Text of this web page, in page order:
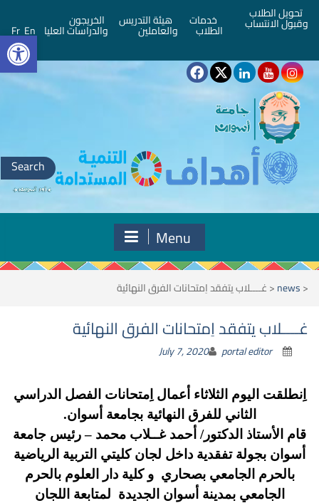
تحويل الطلاب
وقبول الانتساب خدمات
الطلاب
هيئة التدريس
والعاملين
الخريجون
والدراسات العليا En
Fr
Search
for:
Menu
<
news
<غــــلاب يتفقد اِمتحانات الفرق النهائية
غــــلاب يتفقد اِمتحانات الفرق النهائية
July 7, 2020 portal editor
اِنطلقت اليوم الثلاثاء أعمال اِمتحانات الفصل الدراسي
الثاني للفرق النهائية بجامعة أسوان.
قام الأستاذ الدكتور/ أحمد غــلاب محمد – رئيس جامعة
أسوان بجولة تفقدية داخل لجان كليتي التربية الرياضية
بالحرم الجامعي بصحاري و كلية دار العلوم بالحرم
الجامعي بمدينة أسوان الجديدة لمتابعة اللجان